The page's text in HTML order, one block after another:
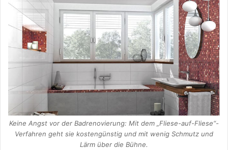
Keine Angst vor der Badrenovierung: Mit dem „Fliese-auf-Fliese“-
Verfahren geht sie kostengünstig und mit wenig Schmutz und
Lärm über die Bühne.